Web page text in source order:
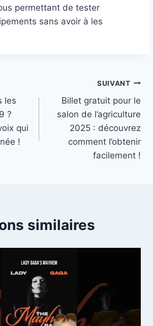
permettant de tester
sans avoir à les
les
?
qui
!
SUIVANT
Billet gratuit pour le
salon de l’agriculture
2025 : découvrez
comment l’obtenir
facilement !
similaires